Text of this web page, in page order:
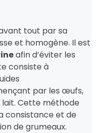
tout par sa
et homogène. Il est
afin d’éviter les
consiste à
par les œufs,
lait. Cette méthode
consistance et de
de grumeaux.